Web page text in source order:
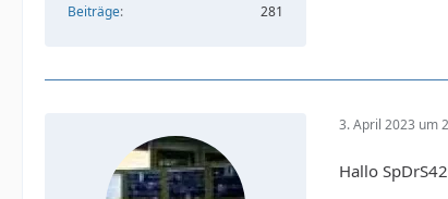
Beiträge
281
3. April 2023 um
Hallo